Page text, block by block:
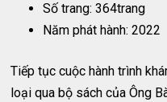
Số trang: 364trang
Năm phát hành: 2022
Tiếp tục cuộc hành trình
loại qua bộ sách của Ông